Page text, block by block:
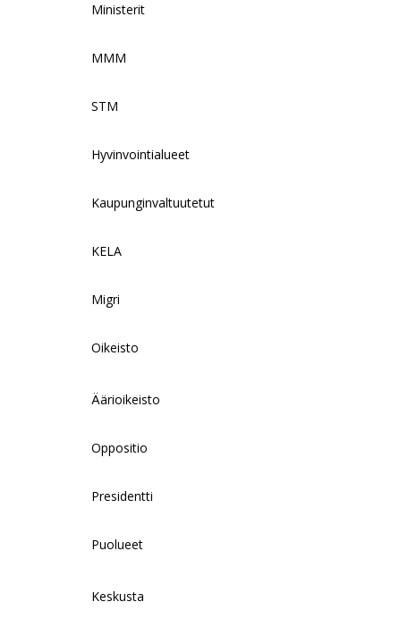
Ministerit
MMM
STM
Hyvinvointialueet
Kaupunginvaltuutetut
KELA
Migri
Oikeisto
Äärioikeisto
Oppositio
Presidentti
Puolueet
Keskusta